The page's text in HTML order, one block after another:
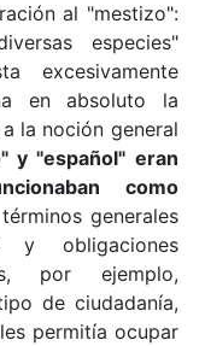
al "mestizo":
especies"
excesivamente
en absoluto la
la noción general
y "español" eran
como
generales
y obligaciones
por ejemplo,
de ciudadanía,
permitía ocupar